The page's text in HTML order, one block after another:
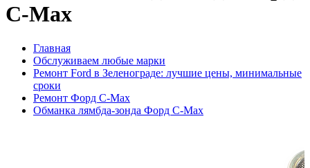
C-Max
Главная
Обслуживаем любые марки
Ремонт Ford в Зеленограде: лучшие цены, минимальные
сроки
Ремонт Форд C-Max
Обманка лямбда-зонда Форд C-Max